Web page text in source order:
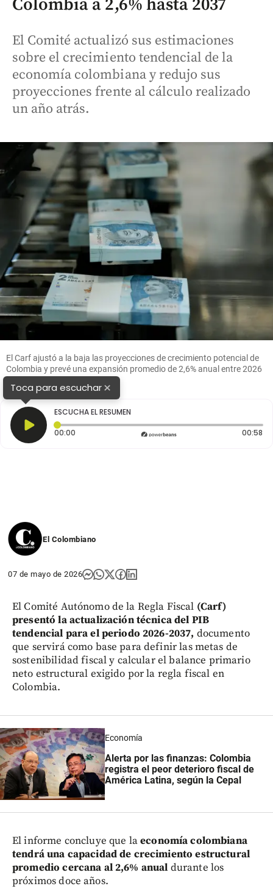
Colombia a 2,6% hasta 2037
El Comité actualizó sus estimaciones
sobre el crecimiento tendencial de la
economía colombiana y redujo sus
proyecciones frente al cálculo realizado
un año atrás.
El Carf ajustó a la baja las proyecciones de crecimiento potencial de
Colombia y prevé una expansión promedio de 2,6% anual entre 2026
y 2037. FOTO Colprensa
Toca para escuchar×
ESCUCHA EL RESUMEN
00:00 Tiempo transcurrido: 0 segundos 00:58
El Colombiano
07 de mayo de 2026
El Comité Autónomo de la Regla Fiscal (Carf)
presentó la actualización técnica del PIB
tendencial para el periodo 2026-2037, documento
que servirá como base para definir las metas de
sostenibilidad fiscal y calcular el balance primario
neto estructural exigido por la regla fiscal en
Colombia.
Economía
Alerta por las finanzas: Colombia
registra el peor deterioro fiscal de
América Latina, según la Cepal
El informe concluye que laeconomía colombiana
tendrá una capacidad de crecimiento estructural
promedio cercana al 2,6% anual durante los
próximos doce años.